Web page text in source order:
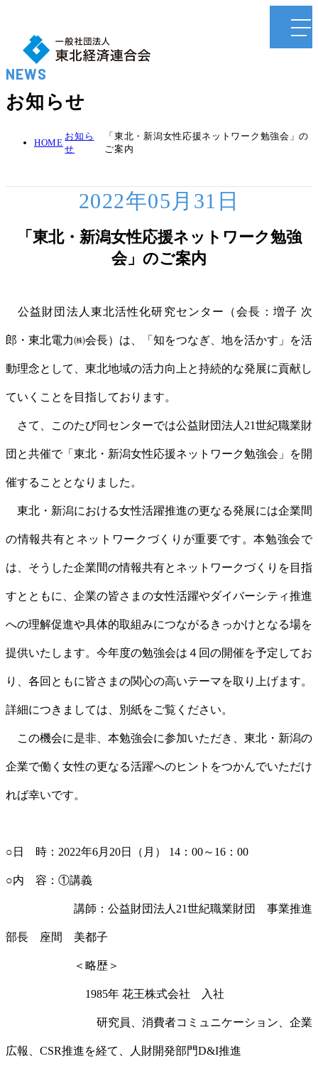
NEWS
お知らせ
HOME
お知ら
せ
「東北・新潟女性応援ネットワーク勉強会」の
ご案内
2022年05月31日
「東北・新潟女性応援ネットワーク勉強
会」のご案内
公益財団法人東北活性化研究センター（会長：増子 次
郎・東北電力㈱会長）は、「知をつなぎ、地を活かす」を活
動理念として、東北地域の活力向上と持続的な発展に貢献し
ていくことを目指しております。
さて、このたび同センターでは公益財団法人21世紀職業財
団と共催で「東北・新潟女性応援ネットワーク勉強会」を開
催することとなりました。
東北・新潟における女性活躍推進の更なる発展には企業間
の情報共有とネットワークづくりが重要です。本勉強会で
は、そうした企業間の情報共有とネットワークづくりを目指
すとともに、企業の皆さまの女性活躍やダイバーシティ推進
への理解促進や具体的取組みにつながるきっかけとなる場を
提供いたします。今年度の勉強会は４回の開催を予定してお
り、各回ともに皆さまの関心の高いテーマを取り上げます。
詳細につきましては、別紙をご覧ください。
この機会に是非、本勉強会に参加いただき、東北・新潟の
企業で働く女性の更なる活躍へのヒントをつかんでいただけ
れば幸いです。
○日 時：2022年6月20日（月） 14：00～16：00
○内 容：①講義
講師：公益財団法人21世紀職業財団 事業推進
部長 座間 美都子
＜略歴＞
1985年 花王株式会社 入社
研究員、消費者コミュニケーション、企業
広報、CSR推進を経て、人財開発部門D&I推進